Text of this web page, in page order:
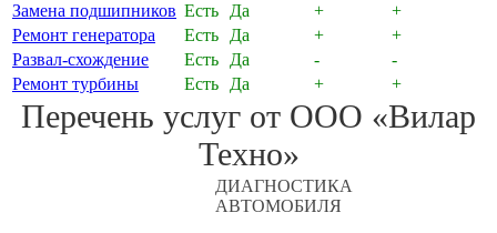
Замена подшипников Есть Да +
+
Ремонт генератора
Есть Да +
+
Развал-схождение
Есть Да -
-
Ремонт турбины
Есть Да + +
Перечень услуг от ООО «Вилар
Техно»
ДИАГНОСТИКА
АВТОМОБИЛЯ